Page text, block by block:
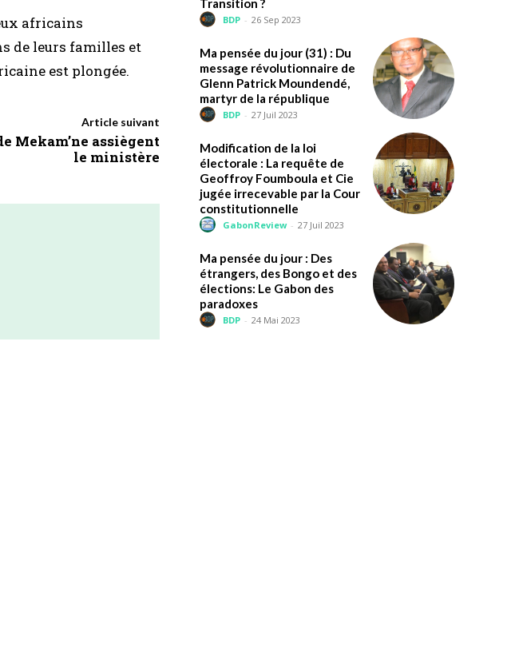
africains
de leurs familles et
est plongée.
Article suivant
Mekam’ne assiègent
le ministère
Transition ?
BDP - 26 Sep 2023
Ma pensée du jour (31) : Du
message révolutionnaire de
Glenn Patrick Moundendé,
martyr de la république
BDP - 27 Juil 2023
Modification de la loi
électorale : La requête de
Geoffroy Foumboula et Cie
jugée irrecevable par la Cour
constitutionnelle
GabonReview - 27 Juil 2023
Ma pensée du jour : Des
étrangers, des Bongo et des
élections: Le Gabon des
paradoxes
BDP - 24 Mai 2023